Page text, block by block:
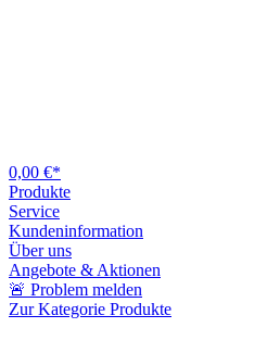
0,00 €*
Produkte
Service
Kundeninformation
Über uns
Angebote & Aktionen
🚨 Problem melden
Zur Kategorie Produkte